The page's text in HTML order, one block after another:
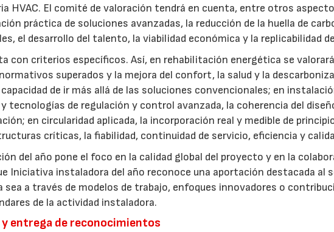
HVAC. El comité de valoración tendrá en cuenta, entre otros
práctica de soluciones avanzadas, la reducción de la huella de
el desarrollo del talento, la viabilidad económica y la replicabilidad
con criterios específicos. Así, en rehabilitación energética se
superados y la mejora del confort, la salud y la
capacidad de ir más allá de las soluciones convencionales; en
tecnologías de regulación y control avanzada, la coherencia del
en circularidad aplicada, la incorporación real y medible de
críticas, la fiabilidad, continuidad de servicio, eficiencia y
del año pone el foco en la calidad global del proyecto y en la
Iniciativa instaladora del año reconoce una aportación destacada al
sea a través de modelos de trabajo, enfoques innovadores o
de la actividad instaladora.
y entrega de reconocimientos